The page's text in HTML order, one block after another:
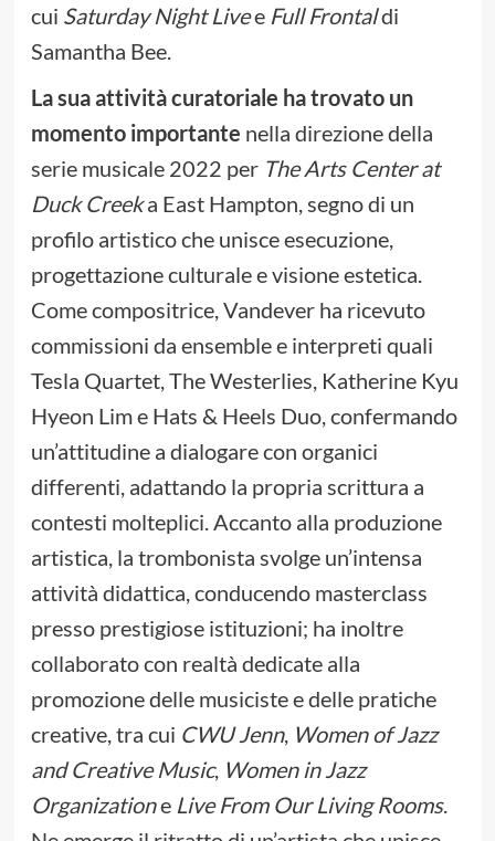
cui Saturday Night Livee Full Frontaldi
Samantha Bee.
La sua attività curatoriale ha trovato un
momento importante nella direzione della
serie musicale 2022 per The Arts Center at
Duck Creeka East Hampton, segno di un
profilo artistico che unisce esecuzione,
progettazione culturale e visione estetica.
Come compositrice, Vandever ha ricevuto
commissioni da ensemble e interpreti quali
Tesla Quartet, The Westerlies, Katherine Kyu
Hyeon Lim e Hats & Heels Duo, confermando
un’attitudine a dialogare con organici
differenti, adattando la propria scrittura a
contesti molteplici. Accanto alla produzione
artistica, la trombonista svolge un’intensa
attività didattica, conducendo masterclass
presso prestigiose istituzioni; ha inoltre
collaborato con realtà dedicate alla
promozione delle musiciste e delle pratiche
creative, tra cui CWU Jenn, Women of Jazz
and Creative Music, Women in Jazz
Organizatione Live From Our Living Rooms.